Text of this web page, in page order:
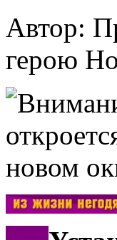
Автор:
герою